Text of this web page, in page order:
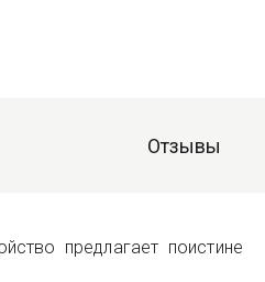
Отзывы
предлагает поистине